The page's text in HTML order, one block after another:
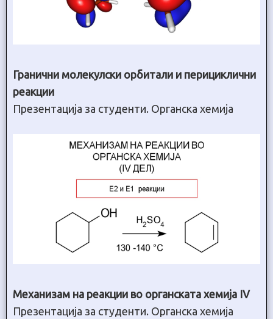
Гранични молекулски орбитали и перициклични
реакции
Презентација за студенти. Органска хемија
Механизам на реакции во органската хемија IV
Презентација за студенти. Органска хемија